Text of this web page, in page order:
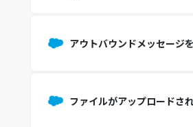
アウトバウンドメッセージ
ファイルがアップロードさ